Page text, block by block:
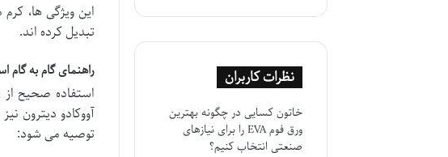
این ویژگی ها،
تبدیل کرده اند.
راهنمای گام به گام
استفاده صحیح
آووکادو دیترون
توصیه می شود:
نظرات کاربران
خاتون کسایی درچگونه بهترین
ورق فوم EVA را برای نیازهای
صنعتی انتخاب کنیم؟